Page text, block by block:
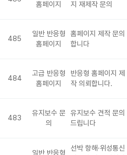
홈페이지
지 재제작 문의
485
일반 반응형
홈페이지
홈페이지 제작 문의
합니다
484
고급 반응형
홈페이지
반응형 홈페이지 제
작 의뢰합니다.
483
유지보수 문
의
유지보수 견적 문의
드립니다
선박 항해·위성통신